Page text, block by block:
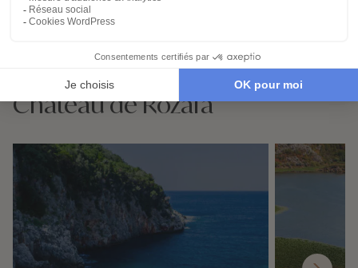
Demander un devis
Destinations à proximité de
Château de Rozafa